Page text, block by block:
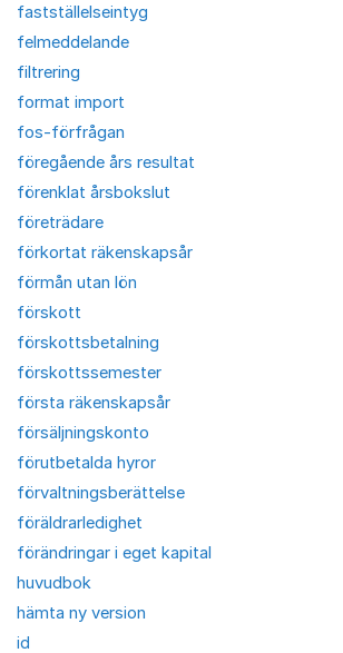
fastställelseintyg
felmeddelande
filtrering
format import
fos-förfrågan
föregående års resultat
förenklat årsbokslut
företrädare
förkortat räkenskapsår
förmån utan lön
förskott
förskottsbetalning
förskottssemester
första räkenskapsår
försäljningskonto
förutbetalda hyror
förvaltningsberättelse
föräldrarledighet
förändringar i eget kapital
huvudbok
hämta ny version
id